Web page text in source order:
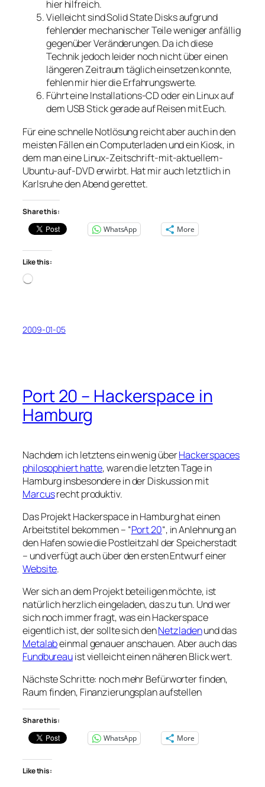
hier hilfreich.
Vielleicht sind Solid State Disks aufgrund
fehlender mechanischer Teile weniger anfällig
gegenüber Veränderungen. Da ich diese
Technik jedoch leider noch nicht über einen
längeren Zeitraum täglich einsetzen konnte,
fehlen mir hier die Erfahrungswerte.
Führt eine Installations-CD oder ein Linux auf
dem USB Stick gerade auf Reisen mit Euch.
Für eine schnelle Notlösung reicht aber auch in den
meisten Fällen ein Computerladen und ein Kiosk, in
dem man eine Linux-Zeitschrift-mit-aktuellem-
Ubuntu-auf-DVD erwirbt. Hat mir auch letztlich in
Karlsruhe den Abend gerettet.
Share this:
WhatsApp
More
Like this:
Loading…
2009-01-05
Port 20 – Hackerspace in
Hamburg
Nachdem ich letztens ein wenig überHackerspaces
philosophiert hatte, waren die letzten Tage in
Hamburg insbesondere in der Diskussion mit
Marcusrecht produktiv.
Das Projekt Hackerspace in Hamburg hat einen
Arbeitstitel bekommen – “Port 20“, in Anlehnung an
den Hafen sowie die Postleitzahl der Speicherstadt
– und verfügt auch über den ersten Entwurf einer
Website.
Wer sich an dem Projekt beteiligen möchte, ist
natürlich herzlich eingeladen, das zu tun. Und wer
sich noch immer fragt, was ein Hackerspace
eigentlich ist, der sollte sich denNetzladenund das
Metalabeinmal genauer anschauen. Aber auch das
Fundbureauist vielleicht einen näheren Blick wert.
Nächste Schritte: noch mehr Befürworter finden,
Raum finden, Finanzierungsplan aufstellen
Share this:
WhatsApp
More
Like this: